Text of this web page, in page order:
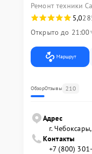
Ремонт техники
5,0
Открыто до 21:00
Маршрут
ОбзорОтзывы 210
Адрес
г.
Контакты
+7 (800)